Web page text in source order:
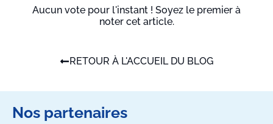
Aucun vote pour l'instant ! Soyez le premier à
noter cet article.
RETOUR À L'ACCUEIL DU BLOG
Nos partenaires